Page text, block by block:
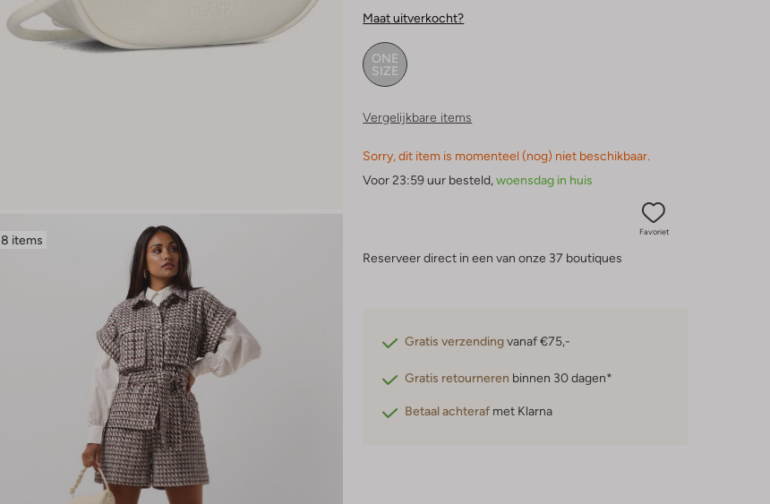
8 items
Maat uitverkocht?
ONE
SIZE
Vergelijkbare items
Sorry, dit item is momenteel (nog) niet beschikbaar.
Voor 23:59 uur besteld, woensdag in huis
Favoriet
Reserveer direct in een van onze 37 boutiques
Gratis verzendingvanaf €75,-
Gratis retourneren binnen 30 dagen*
Betaal achteraf met Klarna